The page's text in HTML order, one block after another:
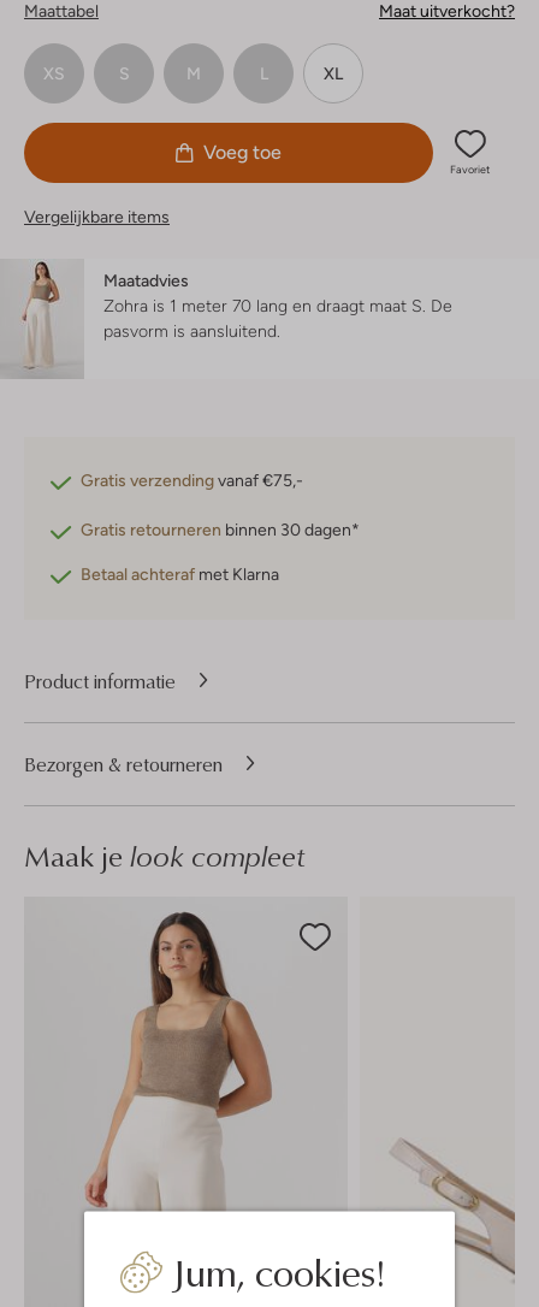
Jum, cookies!
Maattabel Maat uitverkocht?
XS S M L XL
Voeg toe
Favoriet
Vergelijkbare items
Maatadvies
Zohra is 1 meter 70 lang en draagt maat S. De
pasvorm is aansluitend
Gratis verzendingvanaf €75,-
Gratis retourneren binnen 30 dagen*
Betaal achteraf met Klarna
Product informatie
Bezorgen & retourneren
Maak je look compleet